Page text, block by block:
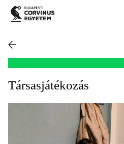
Társasjátékozás